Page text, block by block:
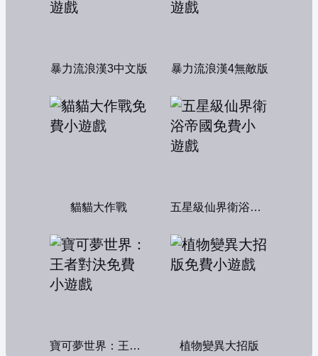
暴力流浪漢3中文版 暴力流浪漢4無敵版
貓貓大作戰 五星級仙界衛浴帝國
寶可夢世界：王者對決 植物變異大招版